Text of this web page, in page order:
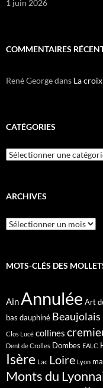
1 juin 2026
COMMENTAIRES
René Georgedans La
CATÉGORIES
Catégories
ARCHIVES
Archives
MOTS-CLÉS DES
Ain Annulée Art
bas dauphiné Beaujolais
Clos Lucé collines
Dent de Crolles Dombes EALC
Isère Lac Loire Lyon
Monts du